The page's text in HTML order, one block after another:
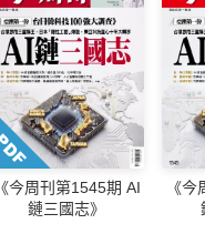
《今周刊第1545期 AI
鏈三國志》
《